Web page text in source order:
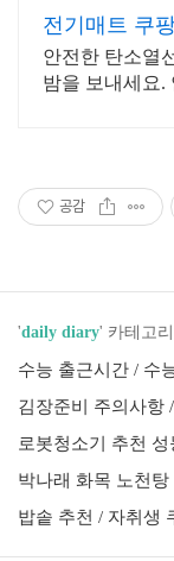
전기매트 쿠
안전한 탄소열
밤을 보내세요.
공감
'daily diary' 카테고